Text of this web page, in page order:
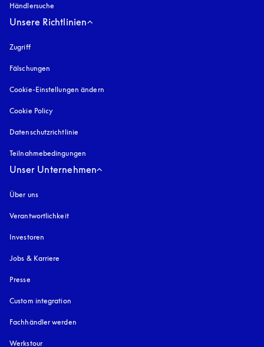
Händlersuche
Unsere Richtlinien
Zugrifföffnet sich in einem neuen Tab
Fälschungen
Cookie-Einstellungen ändern
Cookie Policy
Datenschutzrichtlinie
Teilnahmebedingungen
Unser Unternehmen
Über uns
Verantwortlichkeit
Investoren
Jobs & Karriere
Presse
Custom integration
Fachhändler werden
Werkstour